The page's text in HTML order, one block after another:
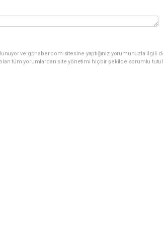
ve gphaber.com sitesine yaptığınız yorumunuzla ilgili
tüm yorumlardan site yönetimi hiçbir şekilde sorumlu